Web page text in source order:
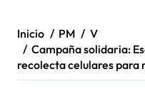
Inicio PM
V
Campaña solidaria:
recolecta celulares para